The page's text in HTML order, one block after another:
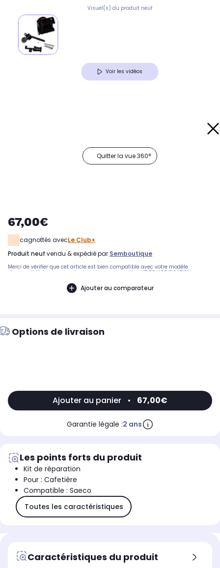
Visuel(s) du produit neuf
Voir les vidéos
Quitter la vue 360°
67,00€
cagnottés avecLe Club+
produit neuf vendu & expédié par Semboutique
Merci de vérifier que cet article est bien compatible avec votre modèle
d'appareil. Notre service client peut vous conseiller. KIT DE MODIFICATION
modèles suivants : SAECO: SUP031O, SUP0310 - 10002743, ODEA, SUP031OR,
10000205, 10001340, ODEA GO, SUP031Ajouter au comparateur
Options de livraison
Ajouter au panier • 67,00€
Garantie légale :2 ans
Les points forts du produit
Kit de réparation
Pour : Cafetière
Compatible : Saeco
Toutes les caractéristiques
Caractéristiques du produit